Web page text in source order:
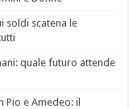
soldi scatena le
quale futuro attende
Pio e Amedeo: il